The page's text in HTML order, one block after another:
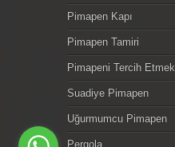
Pimapen Kapı
Pimapen Tamiri
Pimapeni Tercih Etmek
Suadiye Pimapen
Uğurmumcu Pimapen
Pergola